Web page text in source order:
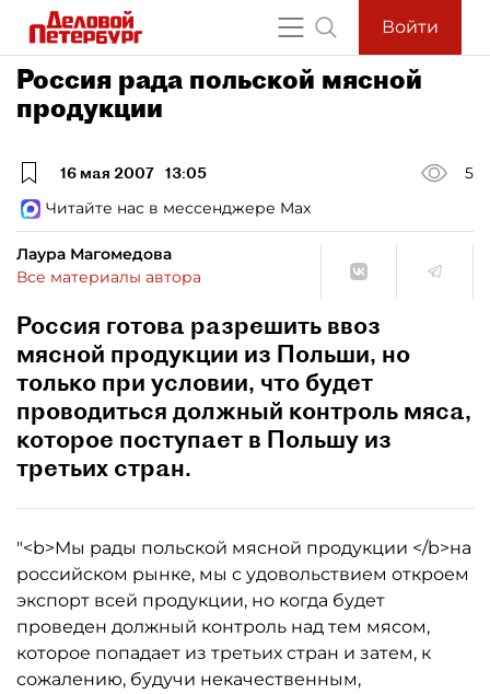
Войти
Россия рада польской мясной
продукции
16 мая 2007 13:05
5
Читайте нас в мессенджере Max
Лаура Магомедова
Все материалы автора
Россия готова разрешить ввоз
мясной продукции из Польши, но
только при условии, что будет
проводиться должный контроль мяса,
которое поступает в Польшу из
третьих стран.
"<b>Мы рады польской мясной продукции </b>на
российском рынке, мы с удовольствием откроем
экспорт всей продукции, но когда будет
проведен должный контроль над тем мясом,
которое попадает из третьих стран и затем, к
сожалению, будучи некачественным,